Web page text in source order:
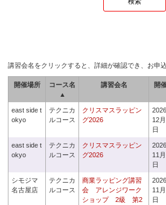
講習会名をクリックすると、詳細が確認でき、お申
開催場所
コース名
▲
講習会名 開
east side t
okyo
テクニカ
ルコース
クリスマスラッピン
グ2026
12
日
east side t
okyo
テクニカ
ルコース
クリスマスラッピン
グ2026
11
日
シモジマ
名古屋店
テクニカ
ルコース
商業ラッピング講習
会 アレンジワーク
ショップ 2級 第2
11
日